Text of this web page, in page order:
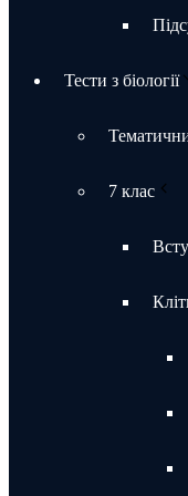
Тести з біології
7 клас